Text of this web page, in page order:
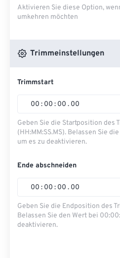
Aktivieren Sie diese Option,
umkehren möchten
Trimmeinstellungen
Trimmstart
00 : 00 : 00 . 00
Geben Sie die Startposition des
(HH:MM:SS.MS). Belassen Sie
um es zu deaktivieren.
Ende abschneiden
00 : 00 : 00 . 00
Geben Sie die Endposition des
Belassen Sie den Wert bei
deaktivieren.